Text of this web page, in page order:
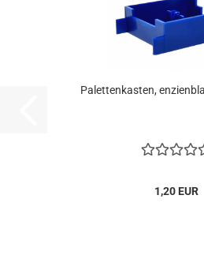
Palettenkasten,
1,20 EUR